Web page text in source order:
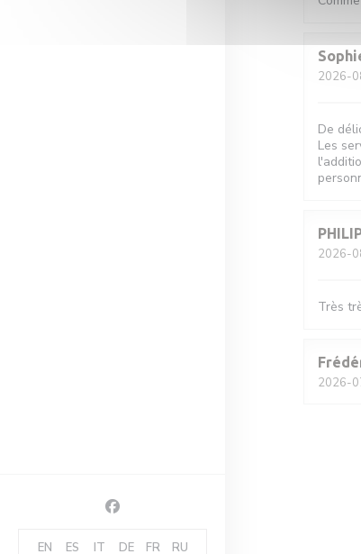
Facebook ((abre numa nova janela))
EN ES IT DE FR RU
2026-
De
Les
2026-
Très
2026-